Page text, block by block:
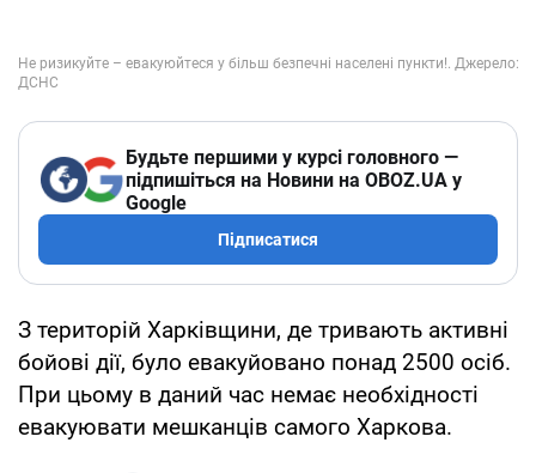
Будьте першими у курсі головного —
підпишіться на Новини на OBOZ.UA у
Google
Підписатися
З територій Харківщини, де тривають активні
бойові дії, було евакуйовано понад 2500 осіб.
При цьому в даний час немає необхідності
евакуювати мешканців самого Харкова.